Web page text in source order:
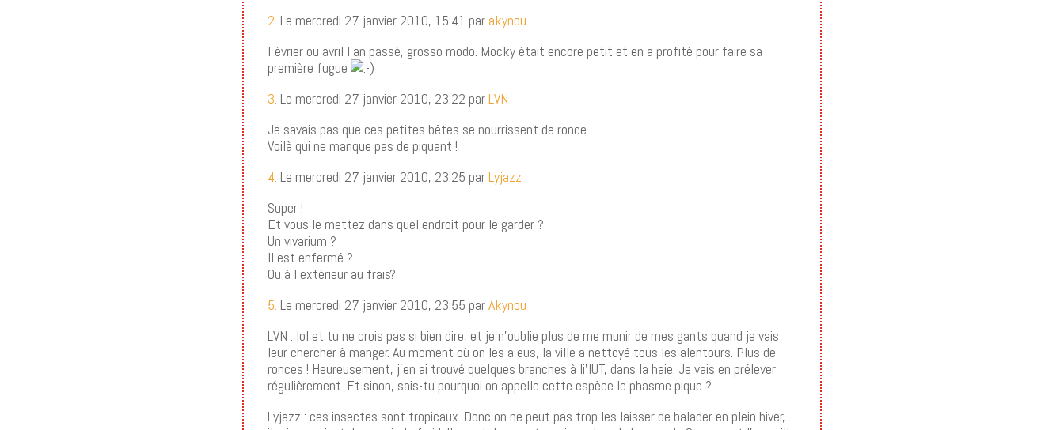
2. Le mercredi 27 janvier 2010, 15:41 par akynou
Février ou avril l’an passé, grosso modo. Mocky était encore petit et en a profité pour faire sa
première fugue
3. Le mercredi 27 janvier 2010, 23:22 parLVN
Je savais pas que ces petites bêtes se nourrissent de ronce.
Voilà qui ne manque pas de piquant !
4. Le mercredi 27 janvier 2010, 23:25 parLyjazz
Super !
Et vous le mettez dans quel endroit pour le garder ?
Un vivarium ?
Il est enfermé ?
Ou à l’extérieur au frais?
5. Le mercredi 27 janvier 2010, 23:55 parAkynou
LVN : lol et tu ne crois pas si bien dire, et je n’oublie plus de me munir de mes gants quand je vais
leur chercher à manger. Au moment où on les a eus, la ville a nettoyé tous les alentours. Plus de
ronces ! Heureusement, j’en ai trouvé quelques branches à li’IUT, dans la haie. Je vais en prélever
régulièrement. Et sinon, sais-tu pourquoi on appelle cette espèce le phasme pique ?
Lyjazz : ces insectes sont tropicaux. Donc on ne peut pas trop les laisser de balader en plein hiver,